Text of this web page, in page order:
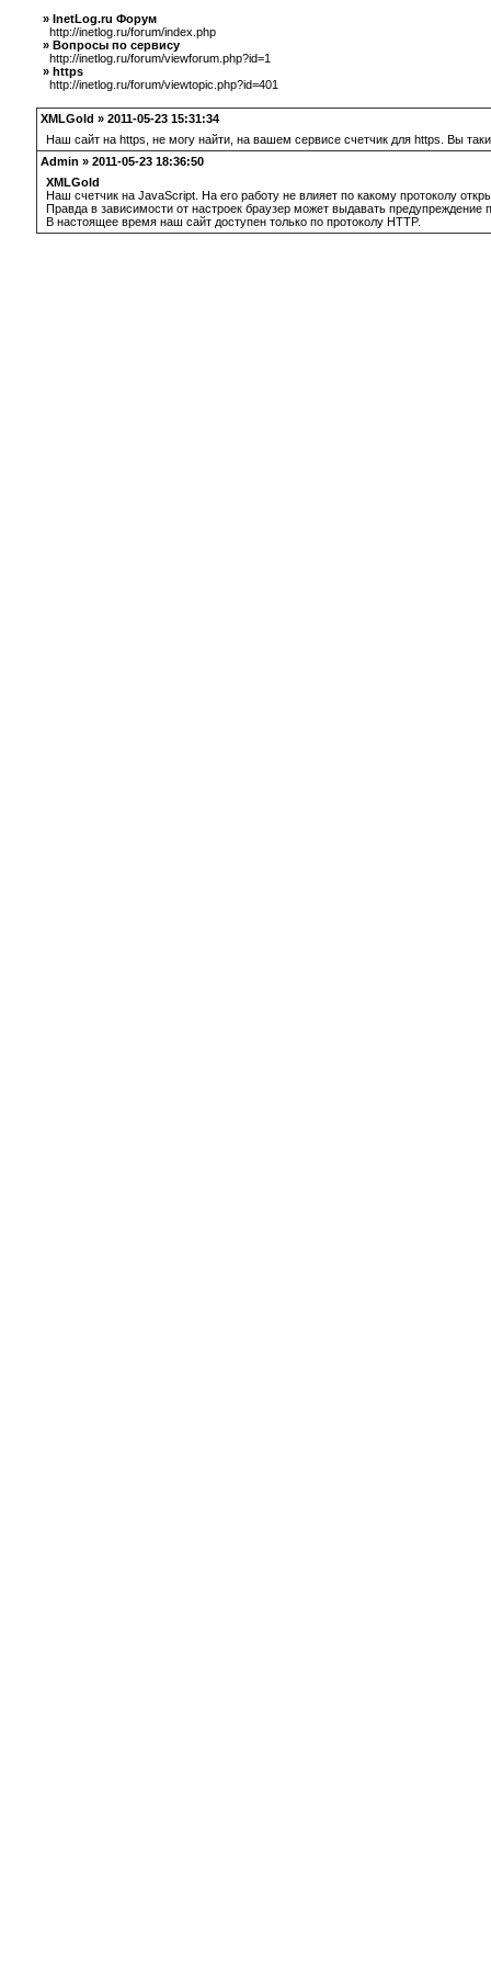
» InetLog.ru Форум
http://inetlog.ru/forum/index.php
» Вопросы по сервису
http://inetlog.ru/forum/viewforum.php?id=1
» https
http://inetlog.ru/forum/viewtopic.php?id=401
XMLGold » 2011-05-23 15:31:34
Наш сайт на https, не могу найти, на вашем сервисе счетчик для https. Вы
Admin » 2011-05-23 18:36:50
XMLGold
Наш счетчик на JavaScript. На его работу не влияет по какому протоколу
Правда в зависимости от настроек браузер может выдавать предупреждение
В настоящее время наш сайт доступен только по протоколу HTTP.